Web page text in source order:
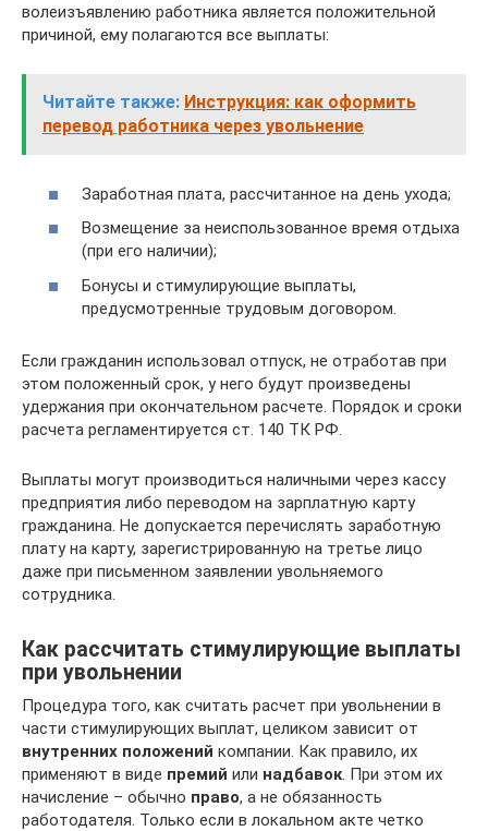
волеизъявлению работника является положительной
причиной, ему полагаются все выплаты:
Читайте также: Инструкция: как оформить
перевод работника через увольнение
Заработная плата, рассчитанное на день ухода;
Возмещение за неиспользованное время отдыха
(при его наличии);
Бонусы и стимулирующие выплаты,
предусмотренные трудовым договором.
Если гражданин использовал отпуск, не отработав при
этом положенный срок, у него будут произведены
удержания при окончательном расчете. Порядок и сроки
расчета регламентируется ст. 140 ТК РФ.
Выплаты могут производиться наличными через кассу
предприятия либо переводом на зарплатную карту
гражданина. Не допускается перечислять заработную
плату на карту, зарегистрированную на третье лицо
даже при письменном заявлении увольняемого
сотрудника.
Как рассчитать стимулирующие выплаты
при увольнении
Процедура того, как считать расчет при увольнении в
части стимулирующих выплат, целиком зависит от
внутренних положений компании. Как правило, их
применяют в виде премий или надбавок . При этом их
начисление – обычно право, а не обязанность
работодателя. Только если в локальном акте четко